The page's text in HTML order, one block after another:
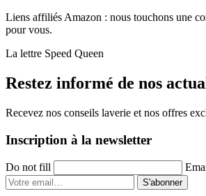
Liens affiliés Amazon : nous touchons une
pour vous.
La lettre Speed Queen
Restez informé de nos
Recevez nos conseils laverie et nos offres
Inscription à la newsletter
Do not fill
S'abonner